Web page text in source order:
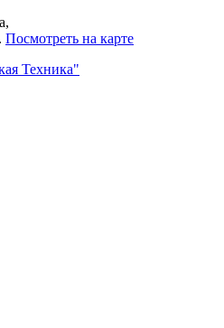
Посмотреть на карте